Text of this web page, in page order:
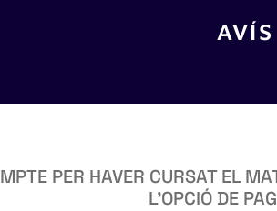
(premium o
AVÍS
PER HAVER CURSAT EL
L’OPCIÓ DE